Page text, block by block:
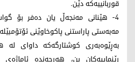
قوربانییەکە دێن.
4- هێنانی مەنجەڵ یان دەفر بۆ
مەبەستی پاراستنی پاکوخاوێنی
بەڕێوەبەری کوشتارگەکە داوای لە